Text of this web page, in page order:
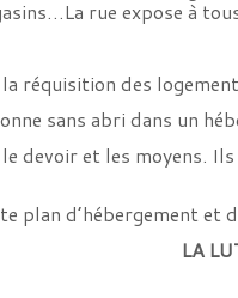
rue expose à
réquisition des
sans abri dans un
devoir et les moyens.
plan d’hébergement et
LA